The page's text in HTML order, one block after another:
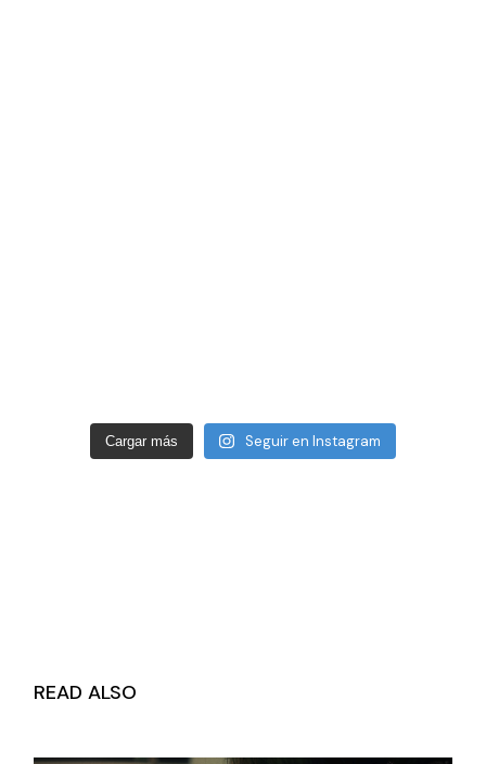
Cargar más Seguir en Instagram
READ ALSO